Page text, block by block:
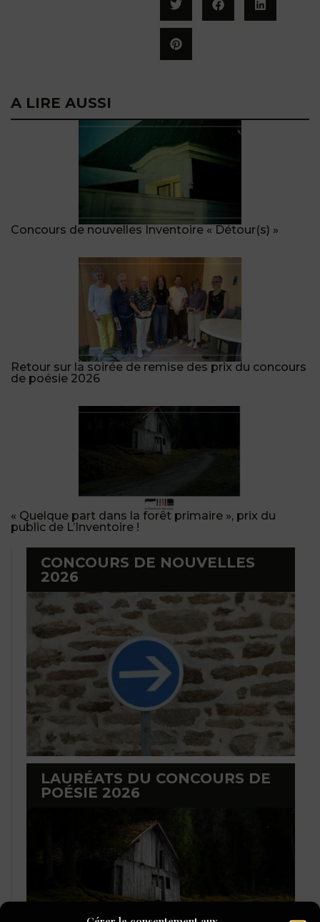
A LIRE AUSSI
Concours de nouvelles Inventoire « Détour(s) »
Retour sur la soirée de remise des prix du concours
de poésie 2026
« Quelque part dans la forêt primaire », prix du
public de L’Inventoire !
CONCOURS DE NOUVELLES
2026
LAURÉATS DU CONCOURS DE
POÉSIE 2026